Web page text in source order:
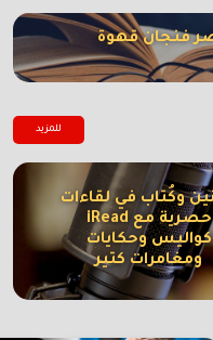
فنجان قهوة
للمزيد
وكُتاب في لقاءات
حصرية مع iRead
كواليس وحكايات
ومغامرات كتير